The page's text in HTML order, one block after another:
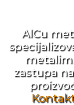
AlCu
zastupa